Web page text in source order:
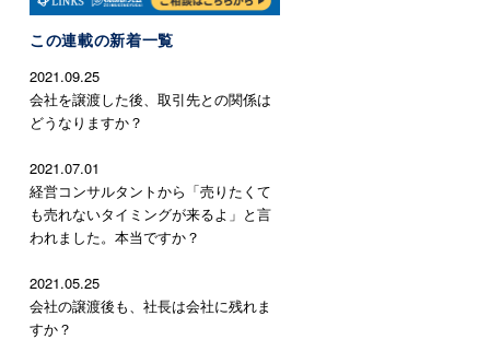
この連載の新着一覧
2021.09.25
会社を譲渡した後、取引先との関係は
どうなりますか？
2021.07.01
経営コンサルタントから「売りたくて
も売れないタイミングが来るよ」と言
われました。本当ですか？
2021.05.25
会社の譲渡後も、社長は会社に残れま
すか？